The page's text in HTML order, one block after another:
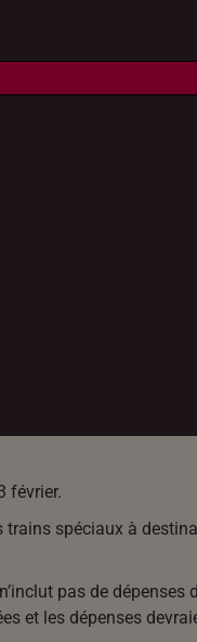
février.
spéciaux à
pas de
et les dépenses